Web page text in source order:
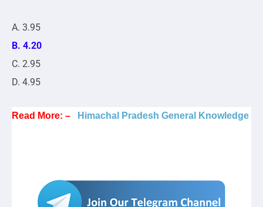
A. 3.95
B. 4.20
C. 2.95
D. 4.95
Read More: – Himachal Pradesh General Knowledge